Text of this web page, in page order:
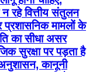
न रहे वित्तीय संतुलन
प्रशासनिक मामलों के
का सीधा असर
सुरक्षा पर पड़ता है
अनुशासन, कानूनी